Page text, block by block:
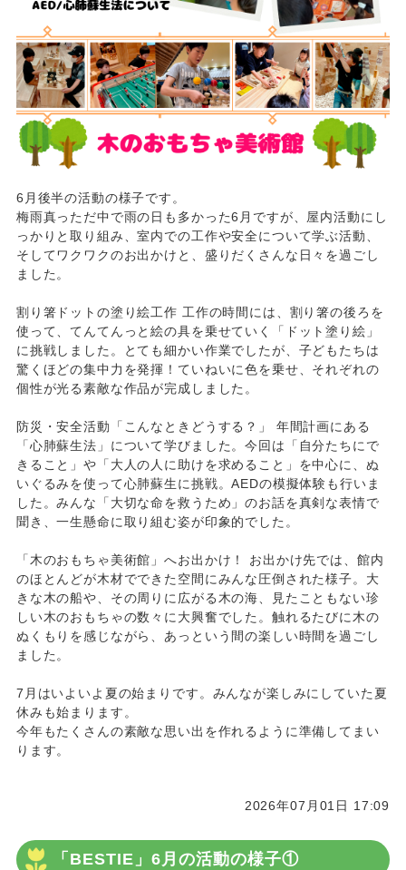
6月後半の活動の様子です。
梅雨真っただ中で雨の日も多かった6月ですが、屋内活動にし
っかりと取り組み、室内での工作や安全について学ぶ活動、
そしてワクワクのお出かけと、盛りだくさんな日々を過ごし
ました。
割り箸ドットの塗り絵工作 工作の時間には、割り箸の後ろを
使って、てんてんっと絵の具を乗せていく「ドット塗り絵」
に挑戦しました。とても細かい作業でしたが、子どもたちは
驚くほどの集中力を発揮！ていねいに色を乗せ、それぞれの
個性が光る素敵な作品が完成しました。
防災・安全活動「こんなときどうする？」
年間計画にある
「心肺蘇生法」について学びました。今回は「自分たちにで
きること」や「大人の人に助けを求めること」を中心に、ぬ
いぐるみを使って心肺蘇生に挑戦。AEDの模擬体験も行いま
した。みんな「大切な命を救うため」のお話を真剣な表情で
聞き、一生懸命に取り組む姿が印象的でした。
「木のおもちゃ美術館」へお出かけ！
お出かけ先では、館内
のほとんどが木材でできた空間にみんな圧倒された様子。大
きな木の船や、その周りに広がる木の海、見たこともない珍
しい木のおもちゃの数々に大興奮でした。触れるたびに木の
ぬくもりを感じながら、あっという間の楽しい時間を過ごし
ました。
7月はいよいよ夏の始まりです。みんなが楽しみにしていた夏
休みも始まります。
今年もたくさんの素敵な思い出を作れるように準備してまい
ります。
2026年07月01日 17:09
「BESTIE」6月の活動の様子①